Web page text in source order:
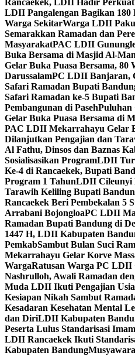
Rancaekek, LDII Hadir
LDII Pangalengan Bagikan 180
Warga SekitarWarga LDII
Semarakkan Ramadan dan
MasyarakatPAC LDII
Buka Bersama di Masjid Al-
Gelar Buka Puasa Bersama,
DarussalamPC LDII Banjaran,
Safari Ramadan Bupati
Safari Ramadan ke-5 Bupati
Pembangunan di PasehPuluhan
Gelar Buka Puasa Bersama di
PAC LDII Mekarrahayu Gelar
Dilanjutkan Pengajian dan
Al Fathu, Dinsos dan Baznas
Sosialisasikan ProgramLDII
Ke-4 di Rancaekek, Bupati
Program 1 TahunLDII Cileunyi
Tarawih Keliling Bupati
Rancaekek Beri Pembekalan 5
Arrabani BojongloaPC LDII
Ramadan Bupati Bandung di
1447 H, LDII Kabupaten
PemkabSambut Bulan Suci
Mekarrahayu Gelar Korve
WargaRatusan Warga PC LDII
Nashrulloh, Awali Ramadan
Muda LDII Ikuti Pengajian
Kesiapan Nikah Sambut
Kesadaran Kesehatan Mental
dan DiriLDII Kabupaten
Peserta Lulus Standarisasi
LDII Rancaekek Ikuti
Kabupaten Bandung